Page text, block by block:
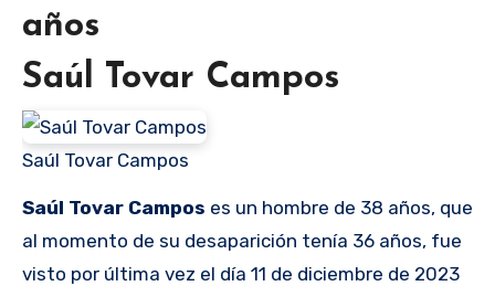
años
Saúl Tovar Campos
Saúl Tovar Campos
Saúl Tovar Campos es un hombre de 38 años, que
al momento de su desaparición tenía 36 años, fue
visto por última vez el día 11 de diciembre de 2023